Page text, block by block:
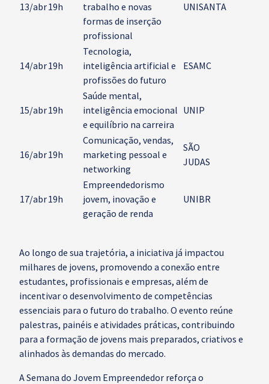
13/abr19h
trabalho e novas
formas de inserção
profissional
UNISANTA
14/abr19h
Tecnologia,
inteligência artificial e
profissões do futuro
ESAMC
15/abr19h
Saúde mental,
inteligência emocional
e equilíbrio na carreira
UNIP
16/abr19h
Comunicação, vendas,
marketing pessoal e
networking
SÃO
JUDAS
17/abr19h
Empreendedorismo
jovem, inovação e
geração de renda
UNIBR
Ao longo de sua trajetória, a iniciativa já impactou
milhares de jovens, promovendo a conexão entre
estudantes, profissionais e empresas, além de
incentivar o desenvolvimento de competências
essenciais para o futuro do trabalho. O evento reúne
palestras, painéis e atividades práticas, contribuindo
para a formação de jovens mais preparados, criativos e
alinhados às demandas do mercado.
A Semana do Jovem Empreendedor reforça o